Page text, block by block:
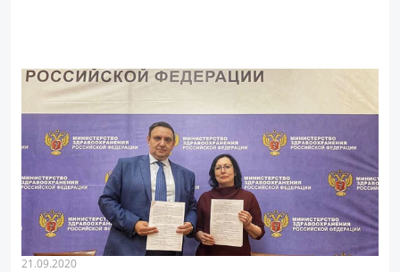
21.09.2020